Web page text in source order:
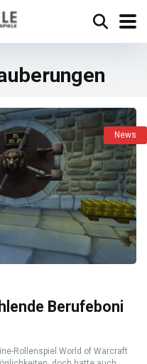
News
Berufeboni
Rollenspiel World of Warcraft